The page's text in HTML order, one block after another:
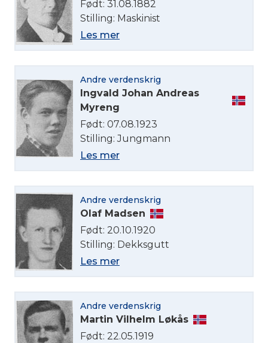
Født: 31.08.1882
Stilling: Maskinist
Les mer
Andre verdenskrig
Ingvald Johan Andreas
Myreng
Født: 07.08.1923
Stilling: Jungmann
Les mer
Andre verdenskrig
Olaf Madsen
Født: 20.10.1920
Stilling: Dekksgutt
Les mer
Andre verdenskrig
Martin Vilhelm Løkås
Født: 22.05.1919
Velg språk
English
Norsk bokmål